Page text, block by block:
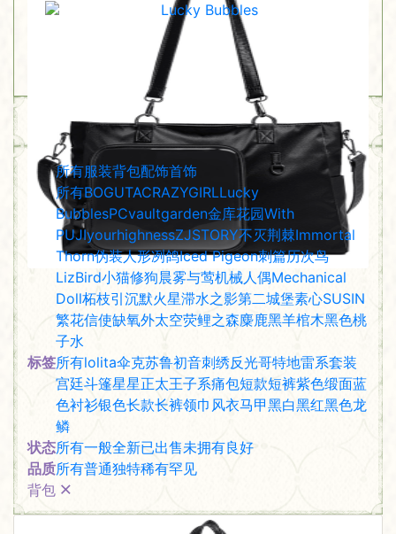
Lucky Bubbles
Powered by XNT.Phantom Terminal™
类型所有服装背包配饰首饰
厂商所有BOGUTACRAZYGIRLLucky
BubblesPCvaultgarden金库花园With
PUJIyourhighnessZJSTORY不灭荆棘Immortal
Thorn伪装人形冽鸽Iced Pigeon刺篇历次鸟
LizBird小猫修狗晨雾与莺机械人偶Mechanical
Doll柘枝引沉默火星滞水之影第二城堡素心SUSIN
繁花信使缺氧外太空荧鲤之森麋鹿黑羊棺木黑色桃
子水
标签所有lolita伞克苏鲁初音刺绣反光哥特地雷系套装
宫廷斗篷星星正太王子系痛包短款短裤紫色缎面蓝
色衬衫银色长款长裤领巾 风衣马甲黑白黑红黑色龙
鳞
状态所有一般全新已出售未拥有良好
品质所有普通独特稀有罕见
背包